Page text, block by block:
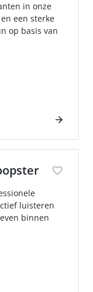
in onze
een sterke
op basis van
luisteren
binnen